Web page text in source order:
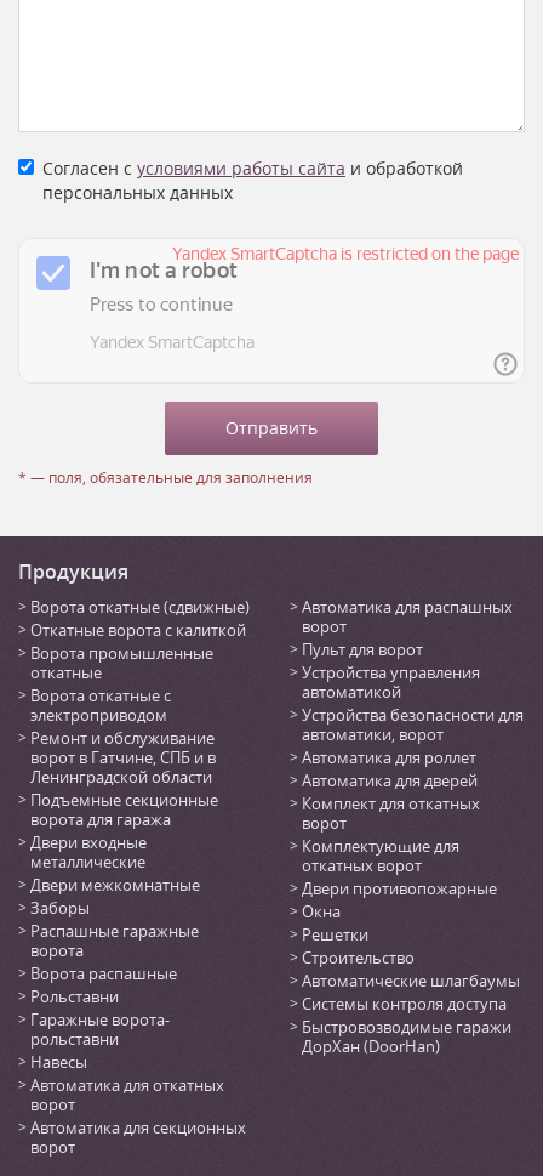
Согласен с условиями работы сайта и обработкой
персональных данных
* — поля, обязательные для заполнения
Продукция
Ворота откатные (сдвижные)
Откатные ворота с калиткой
Ворота промышленные
откатные
Ворота откатные с
электроприводом
Ремонт и обслуживание
ворот в Гатчине, СПБ и в
Ленинградской области
Подъемные секционные
ворота для гаража
Двери входные
металлические
Двери межкомнатные
Заборы
Распашные гаражные
ворота
Ворота распашные
Рольставни
Гаражные ворота-
рольставни
Навесы
Автоматика для откатных
ворот
Автоматика для секционных
ворот
Автоматика для распашных
ворот
Пульт для ворот
Устройства управления
автоматикой
Устройства безопасности для
автоматики, ворот
Автоматика для роллет
Автоматика для дверей
Комплект для откатных
ворот
Комплектующие для
откатных ворот
Двери противопожарные
Окна
Решетки
Строительство
Автоматические шлагбаумы
Системы контроля доступа
Быстровозводимые гаражи
ДорХан (DoorHan)